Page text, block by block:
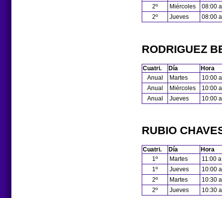
2º
Miércoles
08:00
2º
Jueves 08:00
RODRIGUEZ
Cuatri. Día
Hora
Anual
Martes
10:00
Anual
Miércoles
10:00
Anual
Jueves 10:00
RUBIO
Cuatri. Día
Hora
1º
Martes
11:00
1º
Jueves
10:00
2º
Martes
10:30
2º
Jueves 10:30